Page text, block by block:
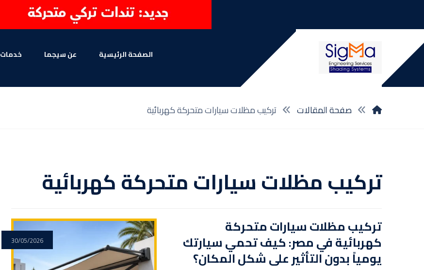
الصفحة الرئيسية عن سيجما خدمات
صفحة المقالات تركيب مظلات سيارات متحركة كهربائية
تركيب مظلات سيارات متحركة كهربائية
تركيب مظلات سيارات متحركة
كهربائية في مصر: كيف تحمي سيارتك
يومياً بدون التأثير على شكل المكان؟
30/05/2026